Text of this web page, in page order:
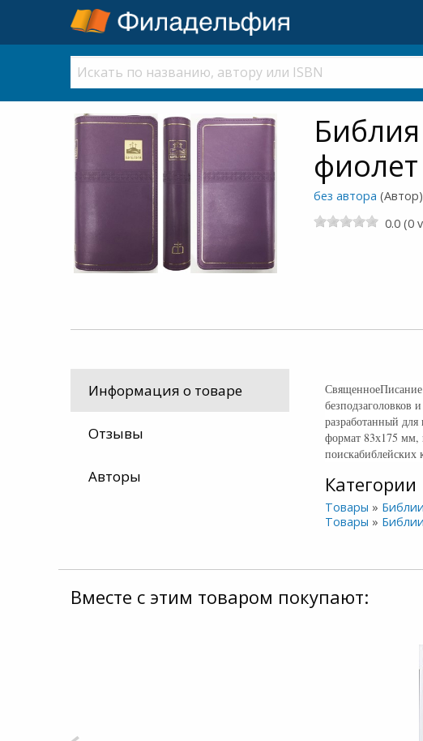
фиолет
без автора (Автор)
0.0 (0
Информация о товаре
Отзывы
Авторы
безподзаголовков
разработанный
формат 83х175 мм,
поискабиблейских
Категории
Товары » Библии
Товары » Библии
Вместе с этим товаром покупают: